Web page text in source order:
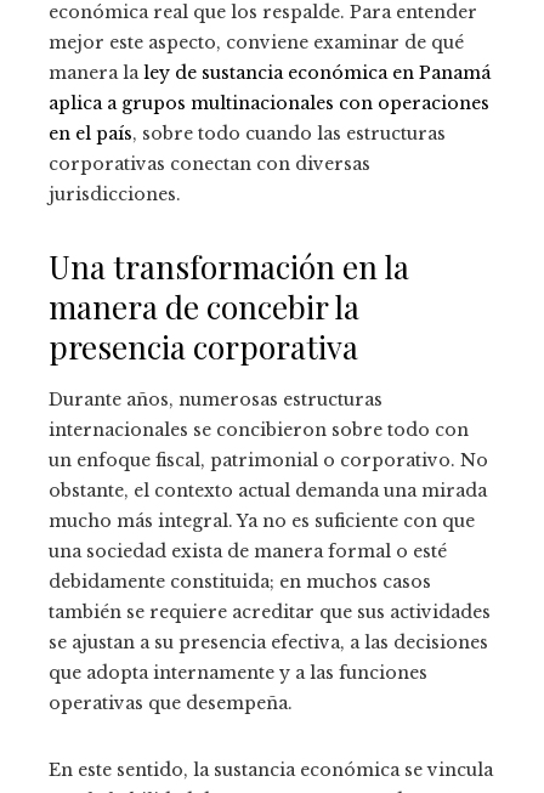
económica real que los respalde. Para entender
mejor este aspecto, conviene examinar de qué
manera laley de sustancia económica en Panamá
aplica a grupos multinacionales con operaciones
en el país, sobre todo cuando las estructuras
corporativas conectan con diversas
jurisdicciones.
Una transformación en la
manera de concebir la
presencia corporativa
Durante años, numerosas estructuras
internacionales se concibieron sobre todo con
un enfoque fiscal, patrimonial o corporativo. No
obstante, el contexto actual demanda una mirada
mucho más integral. Ya no es suficiente con que
una sociedad exista de manera formal o esté
debidamente constituida; en muchos casos
también se requiere acreditar que sus actividades
se ajustan a su presencia efectiva, a las decisiones
que adopta internamente y a las funciones
operativas que desempeña.
En este sentido, la sustancia económica se vincula